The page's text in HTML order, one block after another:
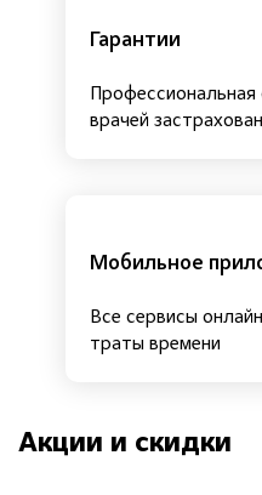
Гарантии
врачей
Мобильное
Все сервисы
траты времени
Акции и скидки